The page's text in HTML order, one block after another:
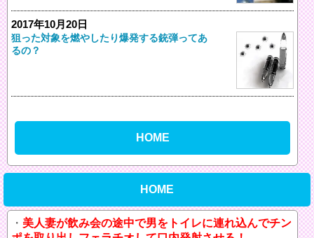
2017年10月20日
狙った対象を燃やしたり爆発する銃弾ってあ
るの？
HOME
HOME
美人妻が飲み会の途中で男をトイレに連れ込んでチン